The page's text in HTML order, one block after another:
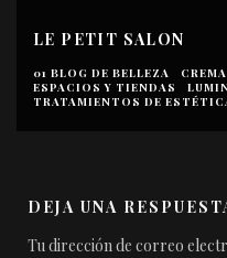
LE PETIT SALON
01 BLOG DE BELLEZA
ESPACIOS Y TIENDAS
TRATAMIENTOS DE
DEJA UNA
Tu dirección de correo